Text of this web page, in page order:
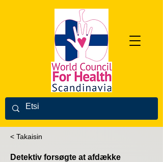
< Takaisin
Detektiv forsøgte at afdække